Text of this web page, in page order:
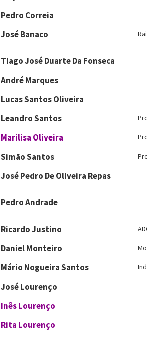
Pedro Correia
José Banaco
Tiago José Duarte Da Fonseca
André Marques
Lucas Santos Oliveira
Leandro Santos
Marilisa Oliveira
Simão Santos
José Pedro De Oliveira Repas
Pedro Andrade
Ricardo Justino
Daniel Monteiro
Mário Nogueira Santos
José Lourenço
Inês Lourenço
Rita Lourenço